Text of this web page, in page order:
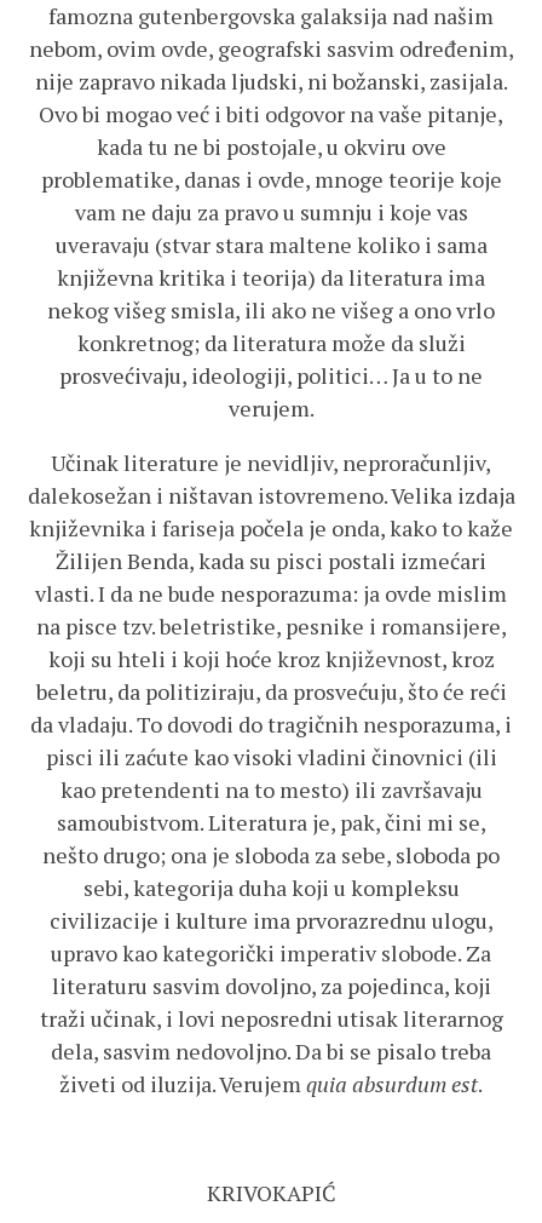
famozna gutenbergovska galaksija nad našim
nebom, ovim ovde, geografski sasvim određenim,
nije zapravo nikada ljudski, ni božanski, zasijala.
Ovo bi mogao već i biti odgovor na vaše pitanje,
kada tu ne bi postojale, u okviru ove
problematike, danas i ovde, mnoge teorije koje
vam ne daju za pravo u sumnju i koje vas
uveravaju (stvar stara maltene koliko i sama
književna kritika i teorija) da literatura ima
nekog višeg smisla, ili ako ne višeg a ono vrlo
konkretnog; da literatura može da služi
prosvećivaju, ideologiji, politici… Ja u to ne
verujem.
Učinak literature je nevidljiv, neproračunljiv,
dalekosežan i ništavan istovremeno. Velika izdaja
književnika i fariseja počela je onda, kako to kaže
Žilijen Benda, kada su pisci postali izmećari
vlasti. I da ne bude nesporazuma: ja ovde mislim
na pisce tzv. beletristike, pesnike i romansijere,
koji su hteli i koji hoće kroz književnost, kroz
beletru, da politiziraju, da prosvećuju, što će reći
da vladaju. To dovodi do tragičnih nesporazuma, i
pisci ili zaćute kao visoki vladini činovnici (ili
kao pretendenti na to mesto) ili završavaju
samoubistvom. Literatura je, pak, čini mi se,
nešto drugo; ona je sloboda za sebe, sloboda po
sebi, kategorija duha koji u kompleksu
civilizacije i kulture ima prvorazrednu ulogu,
upravo kao kategorički imperativ slobode. Za
literaturu sasvim dovoljno, za pojedinca, koji
traži učinak, i lovi neposredni utisak literarnog
dela, sasvim nedovoljno. Da bi se pisalo treba
živeti od iluzija. Verujemquia absurdum est.
KRIVOKAPIĆ